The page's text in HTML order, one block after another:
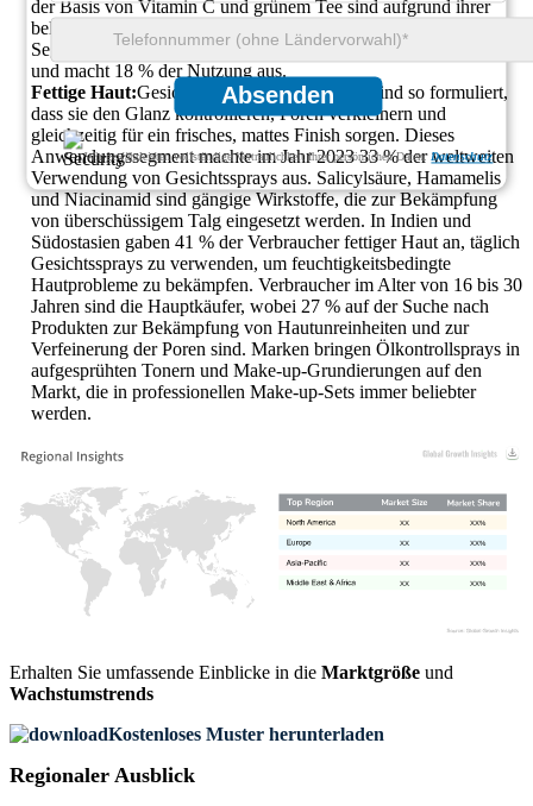
Absenden
Wir gewährleisten vollständige Vertraulichkeit Ihrer persönlichen Daten. Datenschutz
der Basis von Vitamin C und grünem Tee sind aufgrund ihrer
belebenden Wirkung auf die Haut beliebte Optionen. Dieses
Segment verzeichnet auch im Männerpflegemarkt ein Wachstum
und macht 18 % der Nutzung aus.
Fettige Haut:Gesichtssprays für fettige Haut sind so formuliert,
dass sie den Glanz kontrollieren, Poren verkleinern und
gleichzeitig für ein frisches, mattes Finish sorgen. Dieses
Anwendungssegment machte im Jahr 2023 33 % der weltweiten
Verwendung von Gesichtssprays aus. Salicylsäure, Hamamelis
und Niacinamid sind gängige Wirkstoffe, die zur Bekämpfung
von überschüssigem Talg eingesetzt werden. In Indien und
Südostasien gaben 41 % der Verbraucher fettiger Haut an, täglich
Gesichtssprays zu verwenden, um feuchtigkeitsbedingte
Hautprobleme zu bekämpfen. Verbraucher im Alter von 16 bis 30
Jahren sind die Hauptkäufer, wobei 27 % auf der Suche nach
Produkten zur Bekämpfung von Hautunreinheiten und zur
Verfeinerung der Poren sind. Marken bringen Ölkontrollsprays in
aufgesprühten Tonern und Make-up-Grundierungen auf den
Markt, die in professionellen Make-up-Sets immer beliebter
werden.
XX%
XX
XX%
XX
XX%
XX
XX%
XX
Erhalten Sie umfassende Einblicke in die Marktgröße und
Wachstumstrends
Kostenloses Muster herunterladen
Regionaler Ausblick